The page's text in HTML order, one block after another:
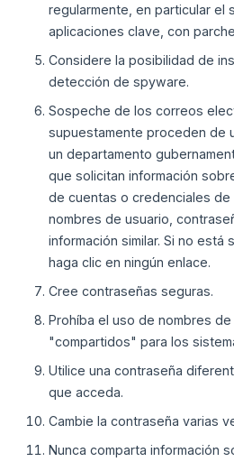
regularmente, en particular el
aplicaciones clave, con
Considere la posibilidad de
detección de spyware.
Sospeche de los correos
supuestamente proceden de
un departamento
que solicitan información
de cuentas o credenciales
nombres de usuario,
información similar. Si no está
haga clic en ningún enlace.
Cree contraseñas seguras.
Prohíba el uso de nombres
"compartidos" para los
Utilice una contraseña
que acceda.
Cambie la contraseña varias
Nunca comparta información